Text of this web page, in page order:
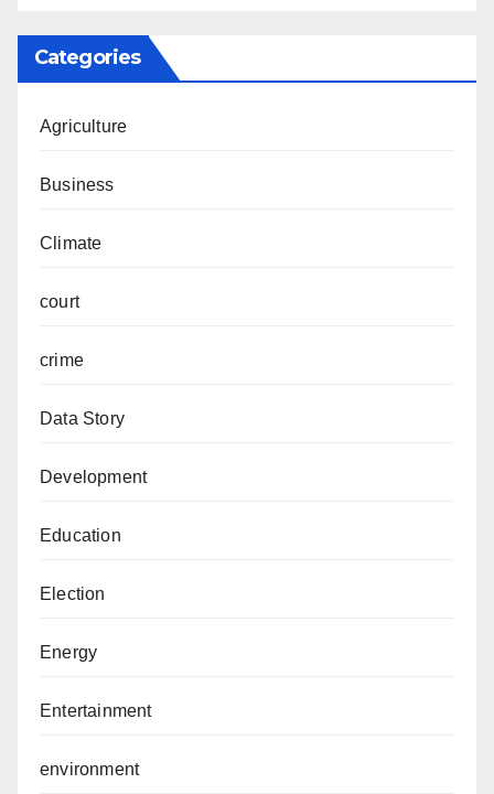
Categories
Agriculture
Business
Climate
court
crime
Data Story
Development
Education
Election
Energy
Entertainment
environment